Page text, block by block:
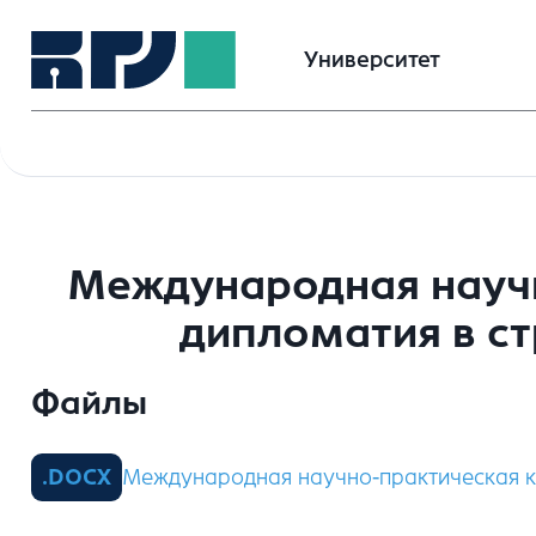
Университет
Международная
дипломатия в
Файлы
Международная научно-практическая